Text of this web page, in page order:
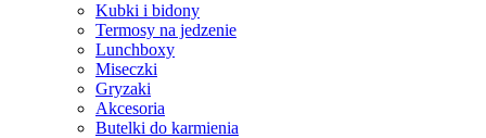
Kubki i bidony
Termosy na jedzenie
Lunchboxy
Miseczki
Gryzaki
Akcesoria
Butelki do karmienia